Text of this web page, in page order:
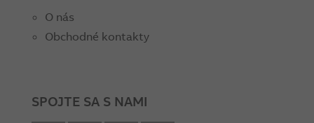
O nás
Obchodné kontakty
SPOJTE SA S NAMI